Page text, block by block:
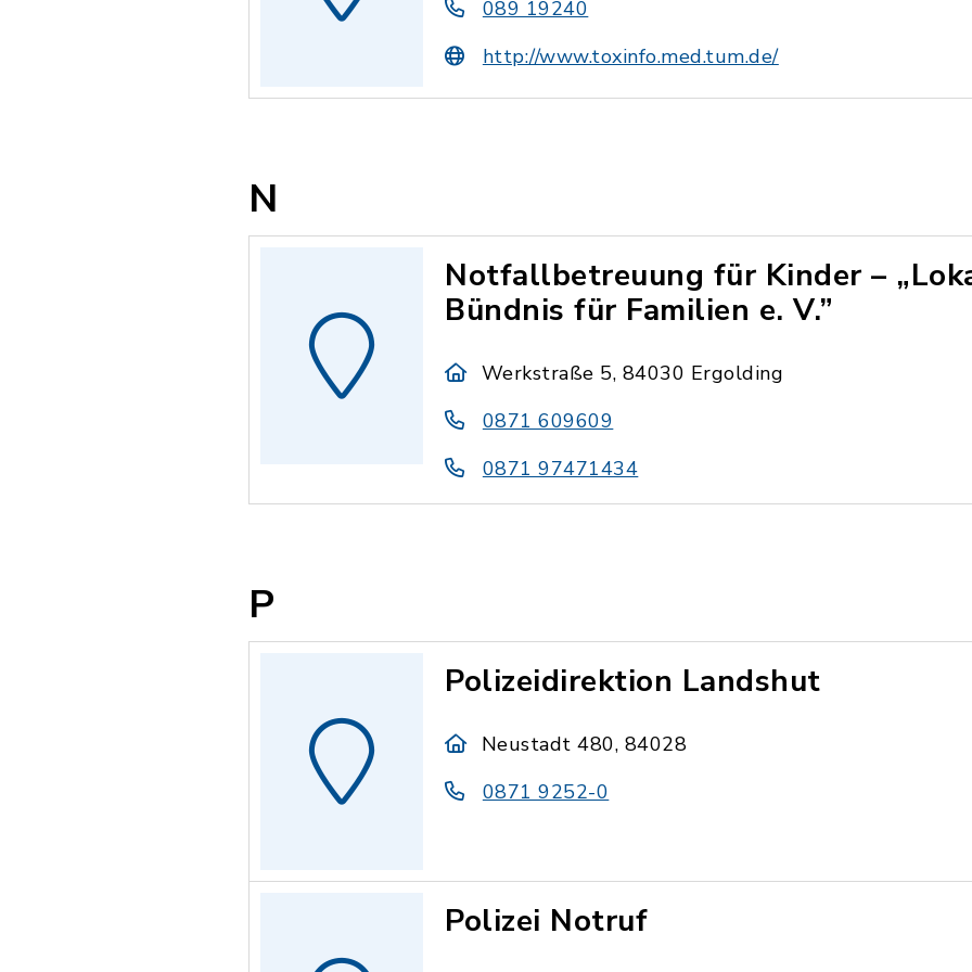
089 19240
http://www.toxinfo.med.tum.de/
N
Notfallbetreuung für Kinder –
Bündnis für Familien e. V.”
Werkstraße 5, 84030 Ergolding
0871 609609
0871 97471434
P
Polizeidirektion Landshut
Neustadt 480, 84028
0871 9252-0
Polizei Notruf